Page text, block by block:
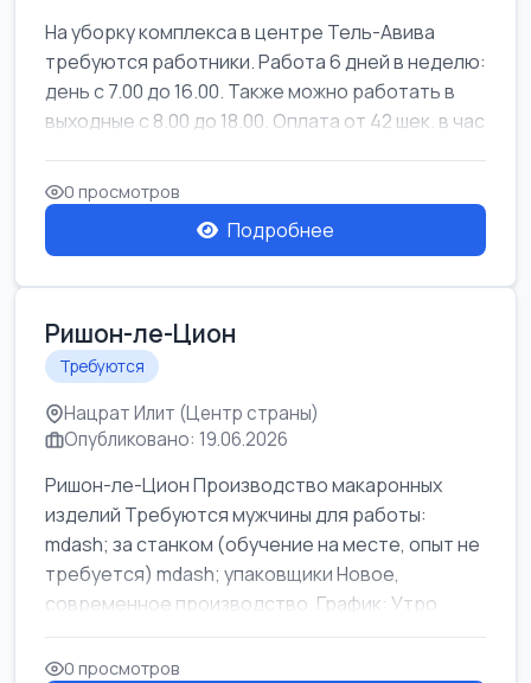
На уборку комплекса в центре Тель-Авива
требуются работники. Работа 6 дней в неделю:
день с 7.00 до 16.00. Также можно работать в
выходные с 8.00 до 18.00. Оплата от 42 шек. в час
0 просмотров
Подробнее
Ришон-ле-Цион
Требуются
Нацрат Илит (Центр страны)
Опубликовано: 19.06.2026
Ришон-ле-Цион Производство макаронных
изделий Требуются мужчины для работы:
mdash; за станком (обучение на месте, опыт не
требуется) mdash; упаковщики Новое,
современное производство. График: Утро
mda...
0 просмотров